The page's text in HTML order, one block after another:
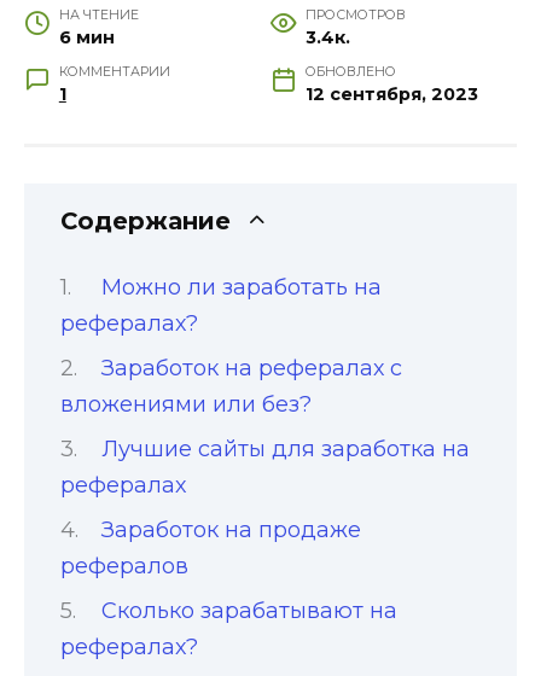
НА ЧТЕНИЕ
6 мин
ПРОСМОТРОВ
3.4к.
КОММЕНТАРИИ
1
ОБНОВЛЕНО
12 сентября, 2023
Содержание
Можно ли заработать на
рефералах?
Заработок на рефералах с
вложениями или без?
Лучшие сайты для заработка на
рефералах
Заработок на продаже
рефералов
Сколько зарабатывают на
рефералах?